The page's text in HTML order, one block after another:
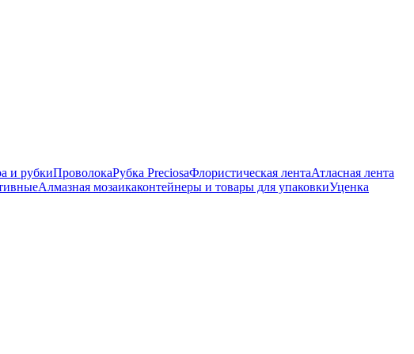
и рубкиПроволокаРубка PreciosaФлористическая лентаАтласная лента
Алмазная мозаикаконтейнеры и товары для упаковкиУценка